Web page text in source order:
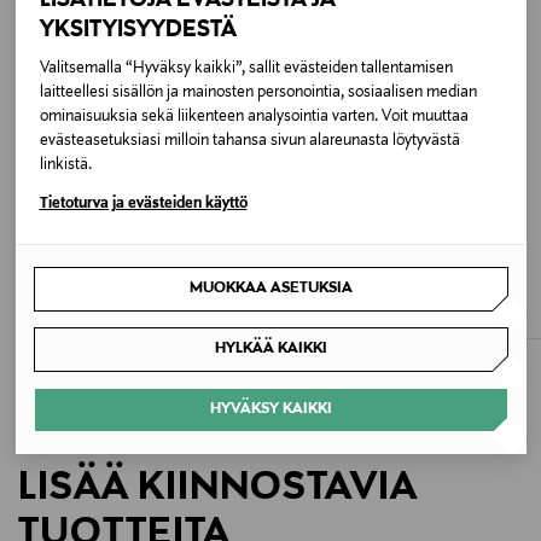
YKSITYISYYDESTÄ
Valitsemalla “Hyväksy kaikki”, sallit evästeiden tallentamisen
laitteellesi sisällön ja mainosten personointia, sosiaalisen median
ominaisuuksia sekä liikenteen analysointia varten. Voit muuttaa
evästeasetuksiasi milloin tahansa sivun alareunasta löytyvästä
linkistä.
Tietoturva ja evästeiden käyttö
MUOKKAA ASETUKSIA
HYLKÄÄ KAIKKI
HYVÄKSY KAIKKI
Hoito-ohjeet
Puhdista tarvittaessa kostealla liinalla. Suojaa
kosteudelta ja auringonvalolta. Käytä nahalle
tarkoitettuja hoitoaineita.
Valmistaja
Mulberry Company (Design) Limited
Valmistajan osoite
24 Duke Street, Dublin, D02 XF44, Ireland
The Tote -käsilaukku
Waverly-käsilaukku
LISÄÄ KIINNOSTAVIA